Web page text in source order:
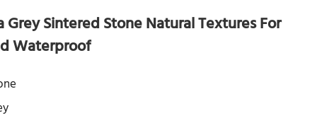
Sintered Stone Natural Textures For
Waterproof